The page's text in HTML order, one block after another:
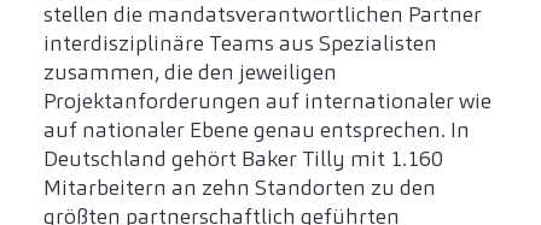
stellen die mandatsverantwortlichen Partner
interdisziplinäre Teams aus Spezialisten
zusammen, die den jeweiligen
Projektanforderungen auf internationaler wie
auf nationaler Ebene genau entsprechen. In
Deutschland gehört Baker Tilly mit 1.160
Mitarbeitern an zehn Standorten zu den
größten partnerschaftlich geführten